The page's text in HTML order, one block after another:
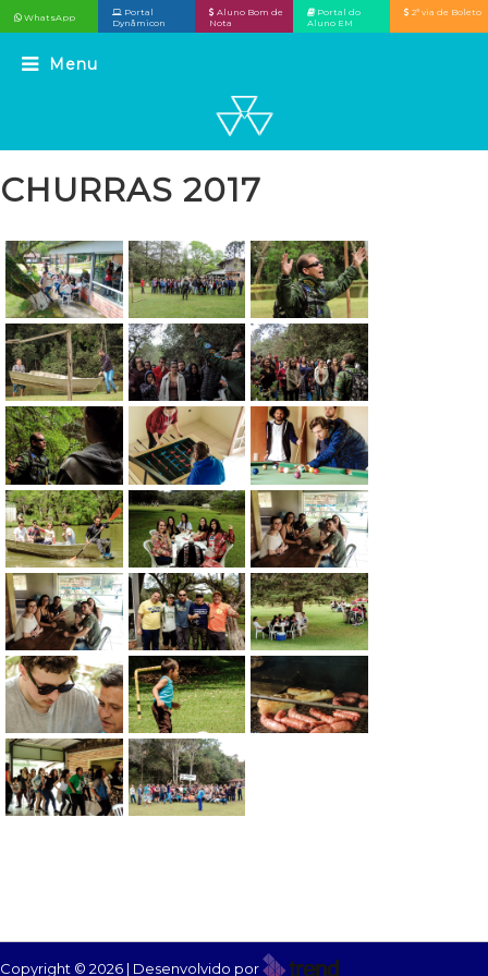
2ª via de Boleto
Portal do
Aluno EM
Aluno Bom de
Nota
Portal
Dynâmicon
WhatsApp
CHURRAS 2017
Copyright © 2026 | Desenvolvido por